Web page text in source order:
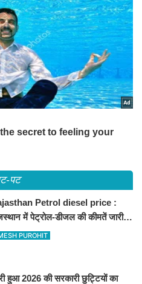
पट
Petrol diesel price :
में पेट्रोल-डीजल की कीमतें जारी,
बीकानेर समेत पुरे प्रदेश में नए रेट
PUROHIT
हुआ 2026 की सरकारी छुट्टियों का